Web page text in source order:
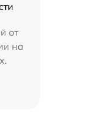
от
на